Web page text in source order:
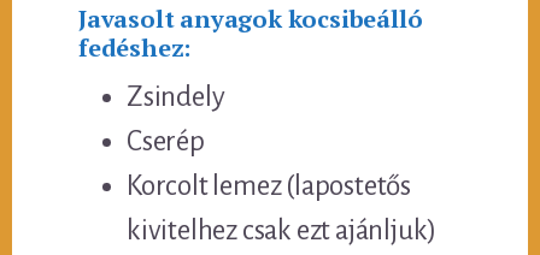
Javasolt anyagok kocsibeálló
fedéshez:
Zsindely
Cserép
Korcolt lemez (lapostetős
kivitelhez csak ezt ajánljuk)